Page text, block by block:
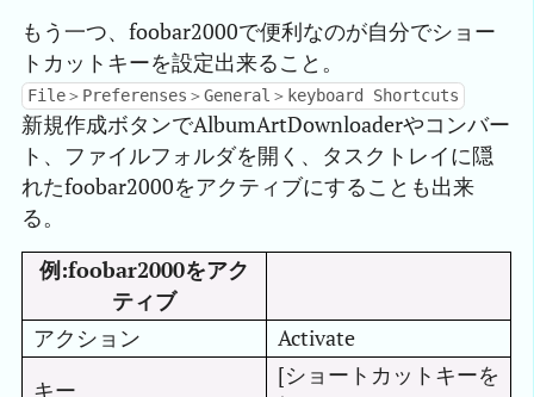
もう一つ、foobar2000で便利なのが自分でショー
トカットキーを設定出来ること。
File＞Preferenses＞General＞keyboard Shortcuts
新規作成ボタンでAlbumArtDownloaderやコンバー
ト、ファイルフォルダを開く、タスクトレイに隠
れたfoobar2000をアクティブにすることも出来
る。
例:foobar2000をアク
ティブ
アクション
Activate
キー
[ショートカットキーを